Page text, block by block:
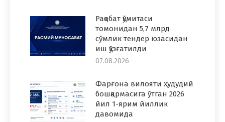
Рақобат қўмитаси
томонидан 5,7 млрд
сўмлик тендер юзасидан
иш қўзғатилди
07.08.2026
Фарғона вилояти ҳудудий
бошқармасига ўтган 2026
йил 1-ярим йиллик
давомида